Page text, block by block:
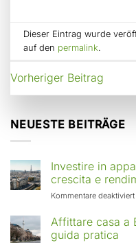
Dieser Eintrag wurde
auf den permalink.
Vorheriger Beitrag
NEUESTE BEITRÄGE
Investire in
crescita e
Kommentare deaktiviert
Affittare casa a
guida pratica